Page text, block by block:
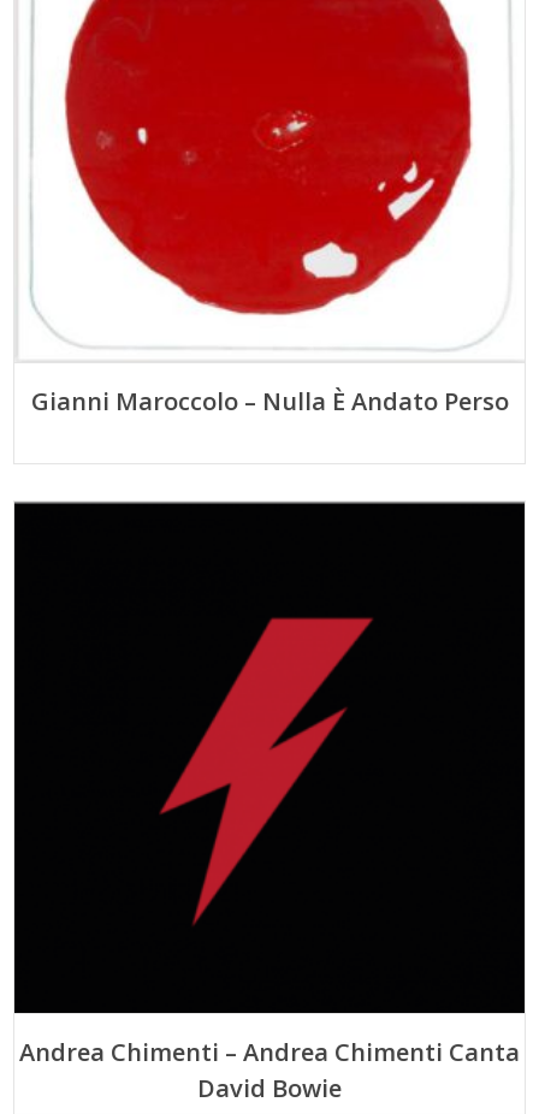
Gianni Maroccolo – Nulla È Andato Perso
Andrea Chimenti – Andrea Chimenti Canta
David Bowie